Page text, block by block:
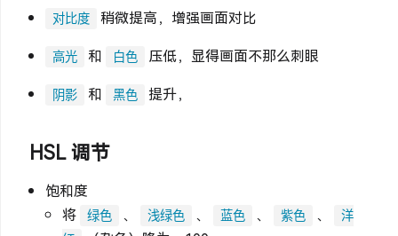
对比度 稍微提高，增强画面对比
高光 和 白色 压低，显得画面不那么刺眼
阴影 和 黑色 提升，
HSL 调节
饱和度
将
绿色 、 浅绿色 、 蓝色 、 紫色 、
洋